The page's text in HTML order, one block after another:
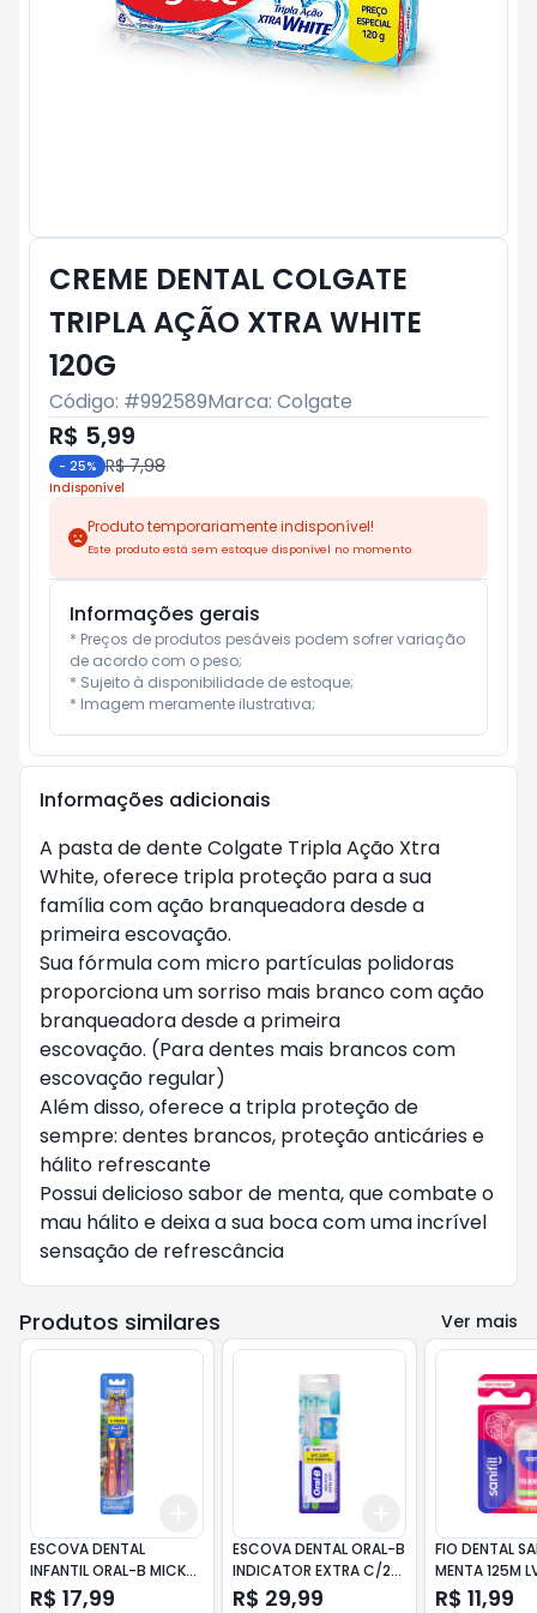
CREME DENTAL COLGATE
TRIPLA AÇÃO XTRA WHITE
120G
Código: #992589Marca: Colgate
R$ 5,99
- 25% R$ 7,98
Indisponível
Produto temporariamente indisponível!
Este produto está sem estoque disponível no momento.
Informações gerais
* Preços de produtos pesáveis podem sofrer variação
de acordo com o peso;
* Sujeito à disponibilidade de estoque;
* Imagem meramente ilustrativa;
Informações adicionais
A pasta de dente Colgate Tripla Ação Xtra
White, oferece tripla proteção para a sua
família com ação branqueadora desde a
primeira escovação.
Sua fórmula com micro partículas polidoras
proporciona um sorriso mais branco com ação
branqueadora desde a primeira
escovação. (Para dentes mais brancos com
escovação regular)
Além disso, oferece a tripla proteção de
sempre: dentes brancos, proteção anticáries e
hálito refrescante
Possui delicioso sabor de menta, que combate o
mau hálito e deixa a sua boca com uma incrível
sensação de refrescância
Produtos similares Ver mais
10
ESCOVA DENTAL
INFANTIL ORAL-B MICKEY
C/2
R$ 17,99
+10
ESCOVA DENTAL ORAL-B
INDICATOR EXTRA C/2
UNID. + FIO
R$ 29,99
FIO DENTAL
MENTA 125M
R$ 11,99